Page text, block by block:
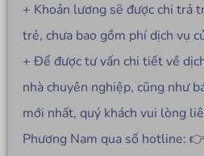
+ Khoản lương sẽ được chi trả
trẻ, chưa bao gồm phí dịch vụ
+ Để được tư vấn chi tiết về
nhà chuyên nghiệp, cũng như
mới nhất, quý khách vui lòng
Phương Nam qua số hotline: 👉